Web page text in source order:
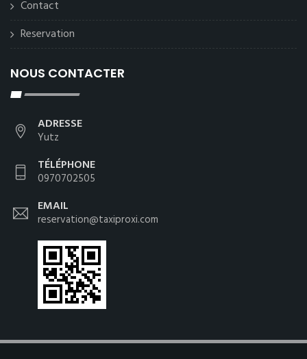
Contact
Reservation
NOUS CONTACTER
ADRESSE
Yutz
TÉLÉPHONE
0970702505
EMAIL
reservation@taxiproxi.com